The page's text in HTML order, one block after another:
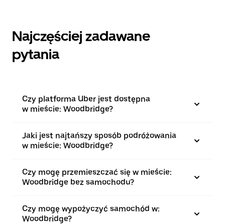
Najczęściej zadawane
pytania
Czy platforma Uber jest dostępna
w mieście: Woodbridge?
Jaki jest najtańszy sposób podróżowania
w mieście: Woodbridge?
Czy mogę przemieszczać się w mieście:
Woodbridge bez samochodu?
Czy mogę wypożyczyć samochód w:
Woodbridge?